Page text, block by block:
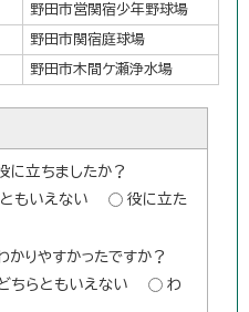
野田市営関宿少年野球場
野田市関宿庭球場
野田市木間ケ瀬浄水場
に立ちましたか？
もいえない
役に立た
かりやすかったですか？
ちらともいえない
わ